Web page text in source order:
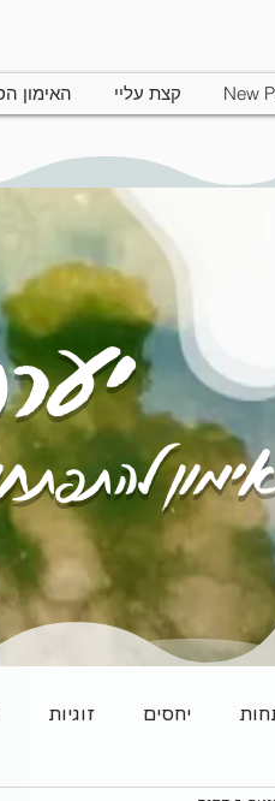
New קצת עליי האימון
יחסים זוגיות